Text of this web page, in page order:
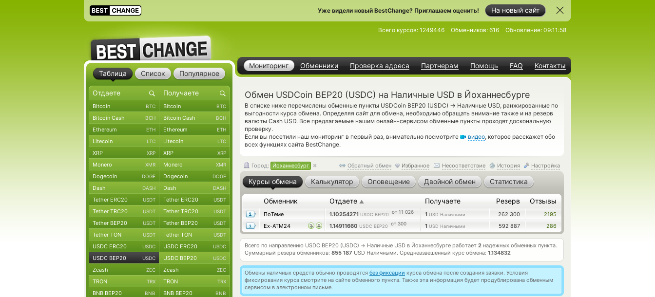
На новый сайт
Уже видели новый BestChange? Приглашаем оценить!
Мониторинг Обменники Проверка адреса Партнерам Помощь FAQ Контакты
Всего курсов: 1249446 Обменников: 616 Обновление: 09:11:58
Обмен USDCoin BEP20 (USDC) на Наличные USD в Йоханнесбурге
В списке ниже перечислены обменные пункты USDCoin BEP20 (USDC) → Наличные USD, ранжированные по
выгодности курса обмена. Определяя сайт для обмена, необходимо обращать внимание также и на резерв
валюты Cash USD. Все предлагаемые нашим онлайн-сервисом обменные пункты проходят доскональную
проверку.
Если вы посетили наш мониторинг в первый раз, внимательно посмотрите
видео, которое расскажет обо
всех функциях сайта BestChange.
Обратный обмен Избранное Несоответствие История Настройка
Город: Йоханнесбург
Курсы обмена Калькулятор Оповещение Двойной обмен Статистика
Обменник Отдаете ▲ Получаете Резерв Отзывы
ПоТеме 1.10254271 USDC BEP20 от 11 026 1 USD Наличными 262 300
2195
Ex-ATM24
1.14911660 USDC BEP20 от 300 1 USD Наличными 592 887 286
Всего по направлению USDC BEP20 (USDC) → Наличные USD в Йоханнесбурге работает 2 надежных обменных пункта.
Суммарный резерв обменников: 855 187 USD Наличными. Средневзвешенный курс обмена: 1.134832
Обмены наличных средств обычно проводятся без фиксации курса обмена после создания заявки. Условия
фиксирования курса смотрите на сайте обменного пункта. Также эта информация будет продублирована обменным
сервисом в электронном письме.
Таблица Список Популярное
Bitcoin BTC Bitcoin BTC
Bitcoin Cash BCH Bitcoin Cash BCH
Ethereum ETH Ethereum ETH
Litecoin LTC Litecoin LTC
XRP XRP XRP XRP
Monero XMR Monero XMR
Dogecoin DOGE Dogecoin DOGE
Dash DASH Dash DASH
Tether ERC20 USDT Tether ERC20 USDT
Tether TRC20 USDT Tether TRC20 USDT
Tether BEP20 USDT Tether BEP20 USDT
Tether TON USDT Tether TON USDT
USDC ERC20 USDC USDC ERC20 USDC
USDC BEP20 USDC USDC BEP20 USDC
Zcash ZEC Zcash ZEC
TRON TRX TRON TRX
BNB BEP20 BNB BNB BEP20 BNB